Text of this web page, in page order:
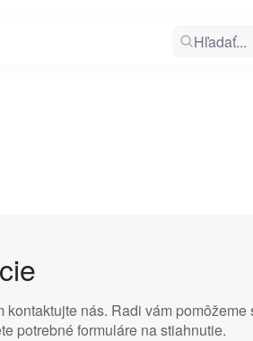
nás. Radi vám pomôžeme
potrebné formuláre na stiahnutie.